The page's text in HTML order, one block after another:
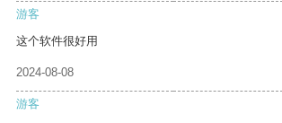
游客
这个软件很好用
2024-08-08
游客